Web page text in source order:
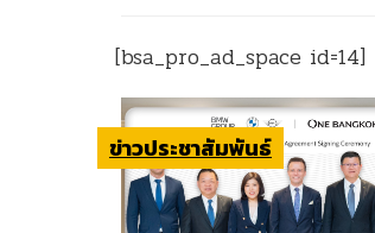
[bsa_pro_ad_space id=14]
ข่าวประชาสัมพันธ์